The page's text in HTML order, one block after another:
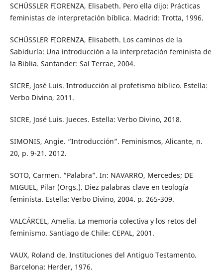
SCHÜSSLER FIORENZA, Elisabeth. Pero ella dijo: Prácticas
feministas de interpretación bíblica. Madrid: Trotta, 1996.
SCHÜSSLER FIORENZA, Elisabeth. Los caminos de la
Sabiduría: Una introducción a la interpretación feminista de
la Biblia. Santander: Sal Terrae, 2004.
SICRE, José Luis. Introducción al profetismo bíblico. Estella:
Verbo Divino, 2011.
SICRE, José Luis. Jueces. Estella: Verbo Divino, 2018.
SIMONIS, Angie. “Introducción”. Feminismos, Alicante, n.
20, p. 9-21. 2012.
SOTO, Carmen. “Palabra”. In: NAVARRO, Mercedes; DE
MIGUEL, Pilar (Orgs.). Diez palabras clave en teología
feminista. Estella: Verbo Divino, 2004. p. 265-309.
VALCÁRCEL, Amelia. La memoria colectiva y los retos del
feminismo. Santiago de Chile: CEPAL, 2001.
VAUX, Roland de. Instituciones del Antiguo Testamento.
Barcelona: Herder, 1976.